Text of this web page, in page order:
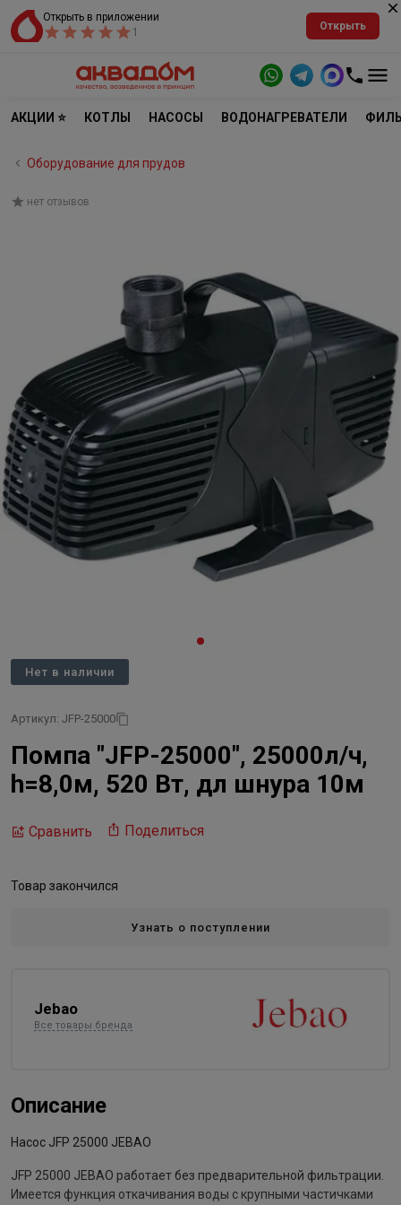
Открыть в приложении
1
Открыть
АКЦИИ ⭐ КОТЛЫ НАСОСЫ ВОДОНАГРЕВАТЕЛИ
Оборудование для прудов
нет отзывов
Нет в наличии
Артикул: JFP-25000
Помпа "JFP-25000", 25000л/ч,
h=8,0м, 520 Вт, дл шнура 10м
Сравнить Поделиться
Товар закончился
Узнать о поступлении
Jebao
Все товары бренда
Описание
Насос JFP 25000 JEBAO
JFP 25000 JEBAO работает без предварительной фильтрации.
Имеется функция откачивания воды с крупными частичками